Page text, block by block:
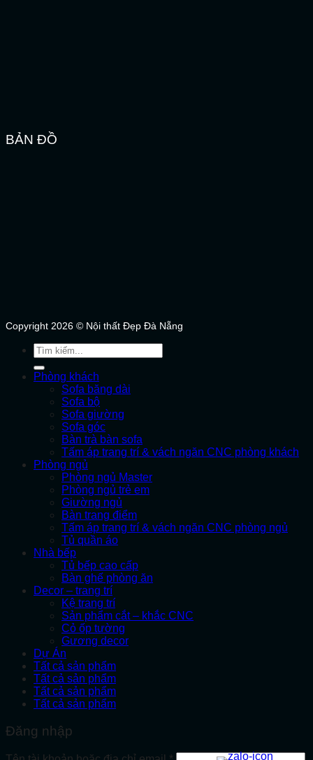
BẢN ĐỒ
Copyright 2026 © Nội thất Đẹp Đà Nẵng
Tìm
kiếm:
Phòng khách
Sofa băng dài
Sofa bộ
Sofa giường
Sofa góc
Bàn trà bàn sofa
Tấm áp trang trí & vách ngăn CNC phòng khách
Phòng ngủ
Phòng ngủ Master
Phòng ngủ trẻ em
Giường ngủ
Bàn trang điểm
Tấm áp trang trí & vách ngăn CNC phòng ngủ
Tủ quần áo
Nhà bếp
Tủ bếp cao cấp
Bàn ghế phòng ăn
Decor – trang trí
Kệ trang trí
Sản phẩm cắt – khắc CNC
Cỏ ốp tường
Gương decor
Dự Án
Tất cả sản phẩm
Tất cả sản phẩm
Tất cả sản phẩm
Tất cả sản phẩm
Đăng nhập
Bắt